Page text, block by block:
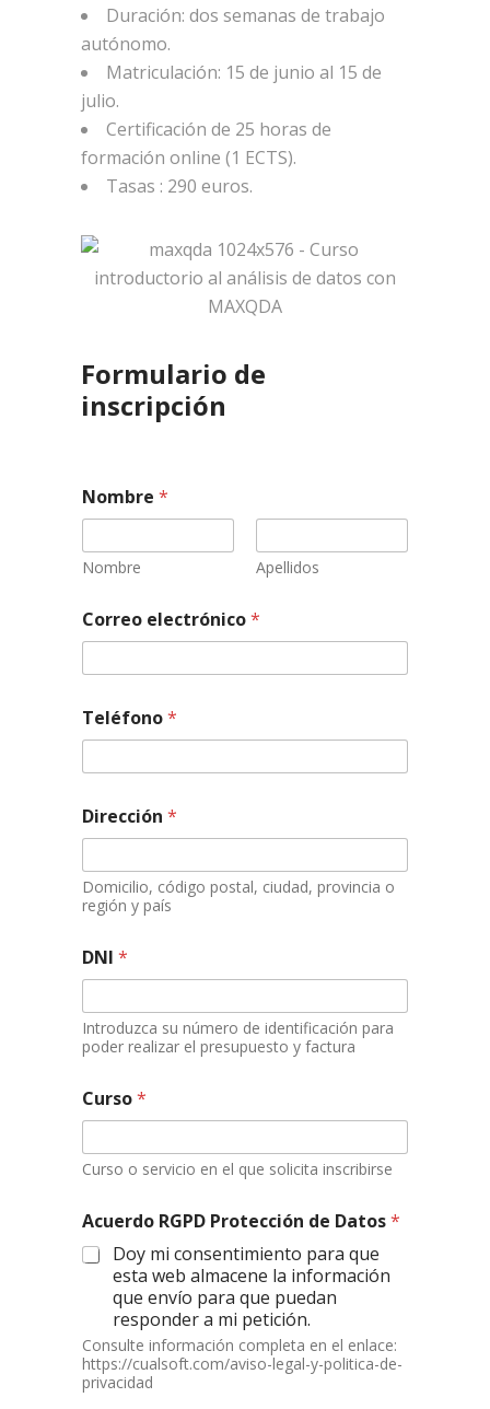
Duración: dos semanas de trabajo
autónomo.
Matriculación: 15 de junio al 15 de
julio.
Certificación de 25 horas de
formación online (1 ECTS).
Tasas : 290 euros.
Formulario de
inscripción
Nombre *
Nombre Apellidos
Correo electrónico*
Teléfono*
Dirección *
Domicilio, código postal, ciudad, provincia o
región y país
DNI *
Introduzca su número de identificación para
poder realizar el presupuesto y factura
Curso*
Curso o servicio en el que solicita inscribirse
i
r
e
ó
n
D
Acuerdo RGPD Protección de Datos*
Doy mi consentimiento para que
esta web almacene la información
que envío para que puedan
responder a mi petición.
Consulte información completa en el enlace:
https://cualsoft.com/aviso-legal-y-politica-de-
privacidad